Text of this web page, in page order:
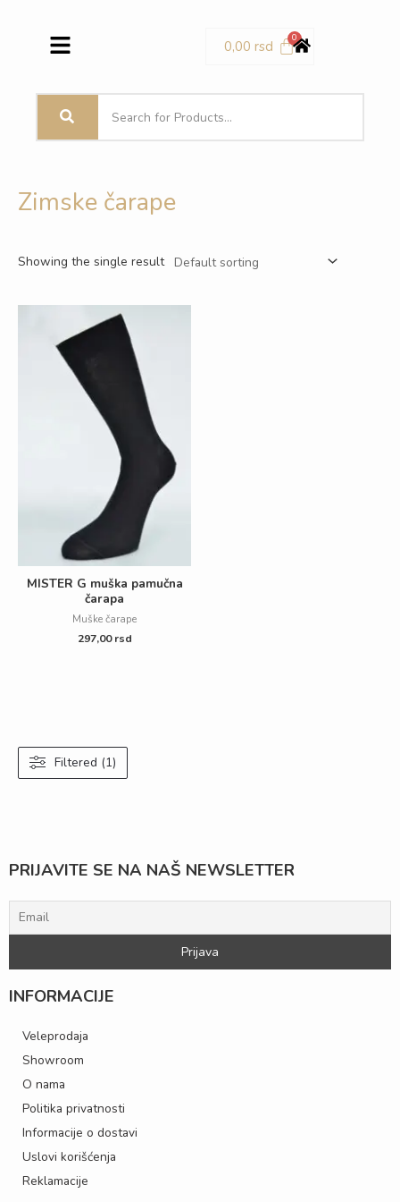
Menu 0,00rsd
Filtered (1)
Zimske čarape
Showing the single result
MISTER G muška pamučna
čarapa
Muške čarape
297,00rsd
INFORMACIJE
Veleprodaja
Showroom
O nama
Politika privatnosti
Informacije o dostavi
Uslovi korišćenja
Reklamacije
PRIJAVITE SE NA NAŠ NEWSLETTER